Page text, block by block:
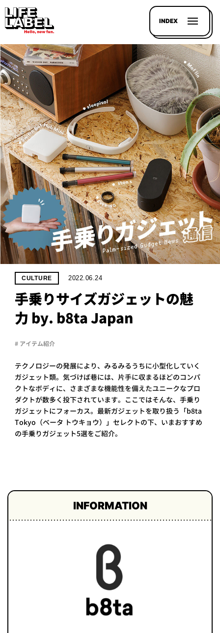
INDEX
記事を
探す
LL
HOUSE
LINE-
UP
PROJECT
WHAT’S
LIFE
LABEL
ライフレー
会社概
要
企業の
方へ
報
CULTURE 2022.06.24
手乗りサイズガジェットの魅
力 by. b8ta Japan
# アイテム紹介
テクノロジーの発展により、みるみるうちに小型化していく
ガジェット類。気づけば巷には、片手に収まるほどのコンパ
クトなボディに、さまざまな機能性を備えたユニークなプロ
ダクトが数多く投下されています。ここではそんな、手乗り
ガジェットにフォーカス。最新ガジェットを取り扱う「b8ta
Tokyo（ベータ トウキョウ）」セレクトの下、いまおすすめ
の手乗りガジェット5選をご紹介。
INFORMATION